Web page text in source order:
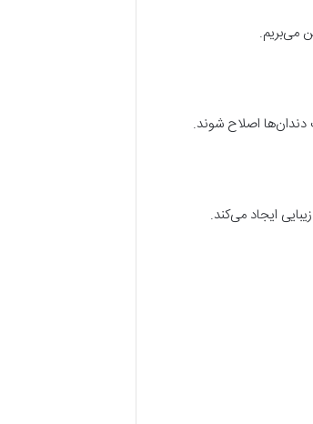
می‌بریم.
اصلاح شوند.
ایجاد می‌کند.